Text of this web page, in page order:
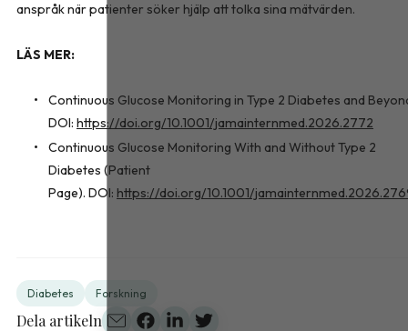
anspråk när patienter söker hjälp att tolka sina mätvärden.
LÄS MER:
Continuous Glucose Monitoring in Type 2 Diabetes and
DOI: https://doi.org/10.1001/jamainternmed.2026.2772
Continuous Glucose Monitoring With and Without Type 2
Diabetes (Patient
Page). DOI: https://doi.org/10.1001/
Diabetes Forskning
Dela artikeln